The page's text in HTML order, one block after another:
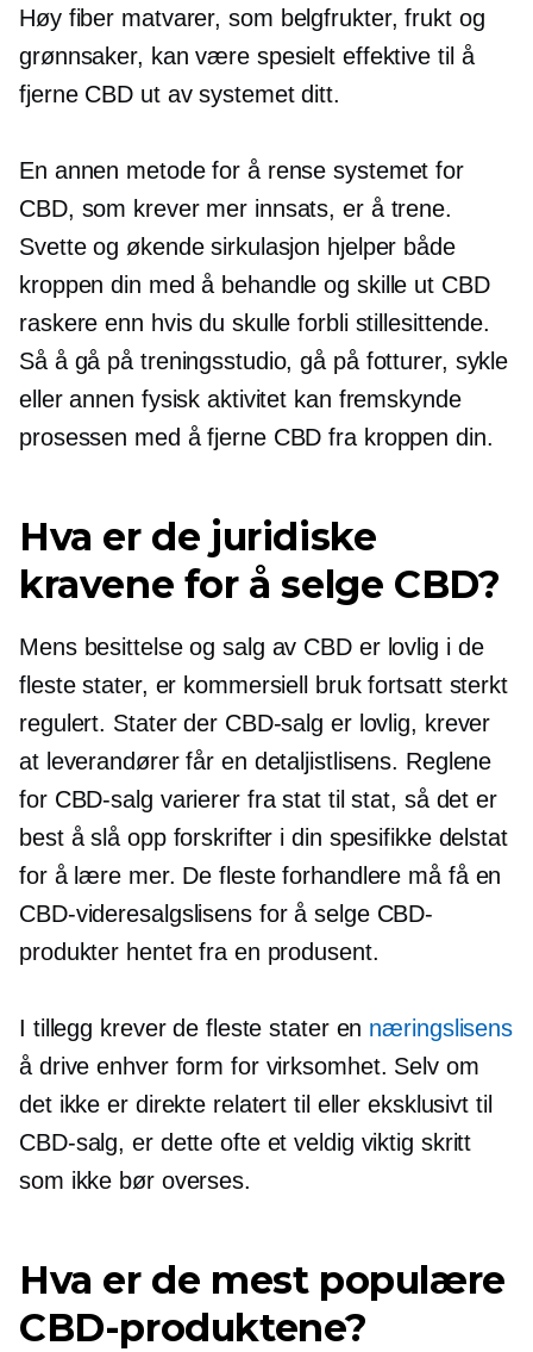
Høy fiber matvarer, som belgfrukter, frukt og
grønnsaker, kan være spesielt effektive til å
fjerne CBD ut av systemet ditt.
En annen metode for å rense systemet for
CBD, som krever mer innsats, er å trene.
Svette og økende sirkulasjon hjelper både
kroppen din med å behandle og skille ut CBD
raskere enn hvis du skulle forbli stillesittende.
Så å gå på treningsstudio, gå på fotturer, sykle
eller annen fysisk aktivitet kan fremskynde
prosessen med å fjerne CBD fra kroppen din.
Hva er de juridiske
kravene for å selge CBD?
Mens besittelse og salg av CBD er lovlig i de
fleste stater, er kommersiell bruk fortsatt sterkt
regulert. Stater der CBD-salg er lovlig, krever
at leverandører får en detaljistlisens. Reglene
for CBD-salg varierer fra stat til stat, så det er
best å slå opp forskrifter i din spesifikke delstat
for å lære mer. De fleste forhandlere må få en
CBD-videresalgslisens for å selge CBD-
produkter hentet fra en produsent.
I tillegg krever de fleste stater en næringslisens
å drive enhver form for virksomhet. Selv om
det ikke er direkte relatert til eller eksklusivt til
CBD-salg, er dette ofte et veldig viktig skritt
som ikke bør overses.
Hva er de mest populære
CBD-produktene?